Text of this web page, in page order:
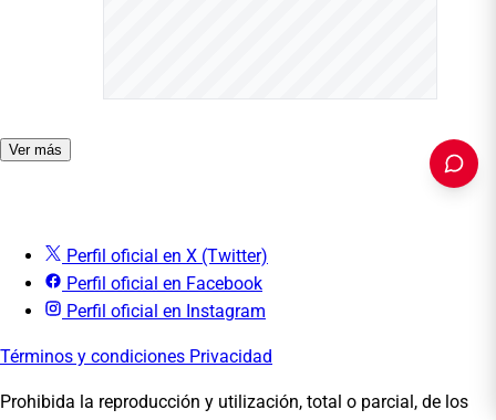
Ver más
PUBLICIDAD
Perfil oficial en X (Twitter)
Perfil oficial en Facebook
Perfil oficial en Instagram
Términos y condiciones Privacidad
Prohibida la reproducción y utilización, total o parcial, de los